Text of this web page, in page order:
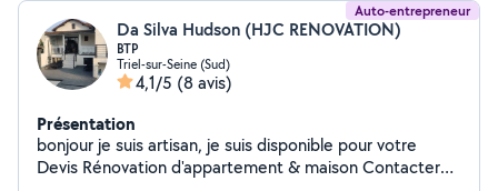
Auto-entrepreneur
Da Silva Hudson (HJC RENOVATION)
BTP
Triel-sur-Seine (Sud)
4,1/5 (8 avis)
Présentation
bonjour je suis artisan, je suis disponible pour votre
Devis Rénovation d'appartement & maison Contacter